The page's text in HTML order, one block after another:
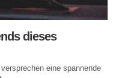
dieses
eine spannende